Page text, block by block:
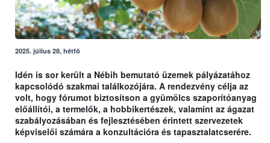
2025. július 28, hétfő
Idén is sor került a Nébih bemutató üzemek pályázatához
kapcsolódó szakmai találkozójára. A rendezvény célja az
volt, hogy fórumot biztosítson a gyümölcs szaporítóanyag
előállítói, a termelők, a hobbikertészek, valamint az ágazat
szabályozásában és fejlesztésében érintett szervezetek
képviselői számára a konzultációra és tapasztalatcserére.